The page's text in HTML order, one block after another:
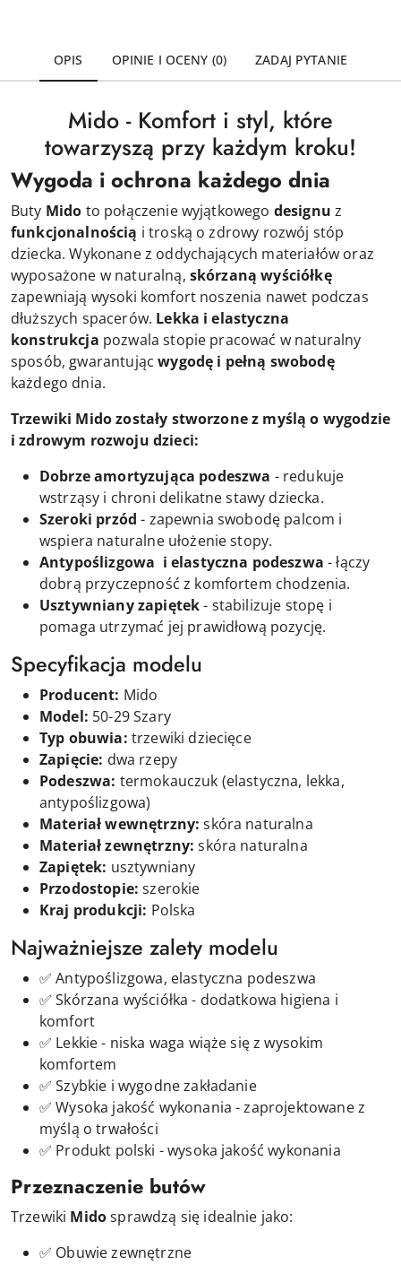
OPIS OPINIE I OCENY (0) ZADAJ PYTANIE
Mido - Komfort i styl, które
towarzyszą przy każdym kroku!
Wygoda i ochrona każdego dnia
Buty Mido to połączenie wyjątkowego designu z
funkcjonalnością i troską o zdrowy rozwój stóp
dziecka. Wykonane z oddychających materiałów oraz
wyposażone w naturalną, skórzaną wyściółkę
zapewniają wysoki komfort noszenia nawet podczas
dłuższych spacerów. Lekka i elastyczna
konstrukcja pozwala stopie pracować w naturalny
sposób, gwarantującwygodę i pełną swobodę
każdego dnia.
Trzewiki Mido zostały stworzone z myślą o wygodzie
i zdrowym rozwoju dzieci:
Dobrze amortyzująca podeszwa - redukuje
wstrząsy i chroni delikatne stawy dziecka.
Szeroki przód - zapewnia swobodę palcom i
wspiera naturalne ułożenie stopy.
Antypoślizgowa i elastyczna podeszwa - łączy
dobrą przyczepność z komfortem chodzenia.
Usztywniany zapiętek- stabilizuje stopę i
pomaga utrzymać jej prawidłową pozycję.
Specyfikacja modelu
Producent: Mido
Model: 50-29 Szary
Typ obuwia: trzewiki dziecięce
Zapięcie: dwa rzepy
Podeszwa: termokauczuk (elastyczna, lekka,
antypoślizgowa)
Materiał wewnętrzny: skóra naturalna
Materiał zewnętrzny: skóra naturalna
Zapiętek: usztywniany
Przodostopie: szerokie
Kraj produkcji: Polska
Najważniejsze zalety modelu
✅ Antypoślizgowa, elastyczna podeszwa
✅ Skórzana wyściółka - dodatkowa higiena i
komfort
✅ Lekkie - niska waga wiąże się z wysokim
komfortem
✅ Szybkie i wygodne zakładanie
✅ Wysoka jakość wykonania - zaprojektowane z
myślą o trwałości
✅ Produkt polski - wysoka jakość wykonania
Przeznaczenie butów
Trzewiki Midosprawdzą się idealnie jako:
✅ Obuwie zewnętrzne